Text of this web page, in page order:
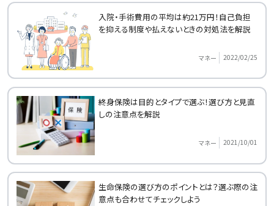
入院・手術費用の平均は約21万円！自己負担
を抑える制度や払えないときの対処法を解説
マネー 2022/02/25
終身保険は目的とタイプで選ぶ！選び方と見直
しの注意点を解説
マネー 2021/10/01
生命保険の選び方のポイントとは？選ぶ際の注
意点も合わせてチェックしよう